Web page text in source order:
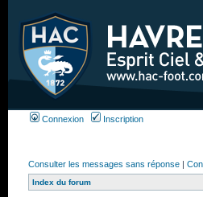
Connexion Inscription
Consulter les messages sans réponse |
Index du forum